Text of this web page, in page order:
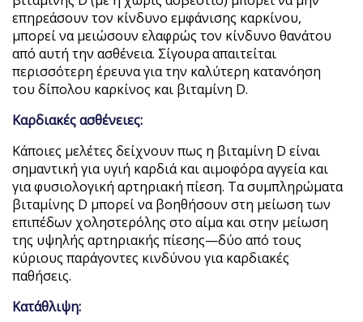
επηρεάσουν τον κίνδυνο εμφάνισης καρκίνου,
μπορεί να μειώσουν ελαφρώς τον κίνδυνο θανάτου
από αυτή την ασθένεια. Σίγουρα απαιτείται
περισσότερη έρευνα για την καλύτερη κατανόηση
του δίπολου καρκίνος και βιταμίνη D.
Καρδιακές ασθένειες:
Κάποιες μελέτες δείχνουν πως η βιταμίνη D είναι
σημαντική για υγιή καρδιά και αιμοφόρα αγγεία και
για φυσιολογική αρτηριακή πίεση. Τα συμπληρώματα
βιταμίνης D μπορεί να βοηθήσουν στη μείωση των
επιπέδων χοληστερόλης στο αίμα και στην μείωση
της υψηλής αρτηριακής πίεσης—δύο από τους
κύριους παράγοντες κινδύνου για καρδιακές
παθήσεις.
Κατάθλιψη: